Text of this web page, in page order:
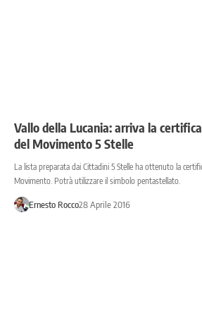
Vallo della Lucania: arriva la
del Movimento 5 Stelle
La lista preparata dai Cittadini 5 Stelle ha ottenuto la
Movimento. Potrà utilizzare il simbolo pentastellato.
Ernesto Rocco28 Aprile 2016